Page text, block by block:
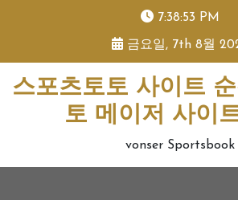
7:38:53 PM
금요일, 7th 8월
스포츠토토 사이트
토 메이저 사이
vonser Sportsbook